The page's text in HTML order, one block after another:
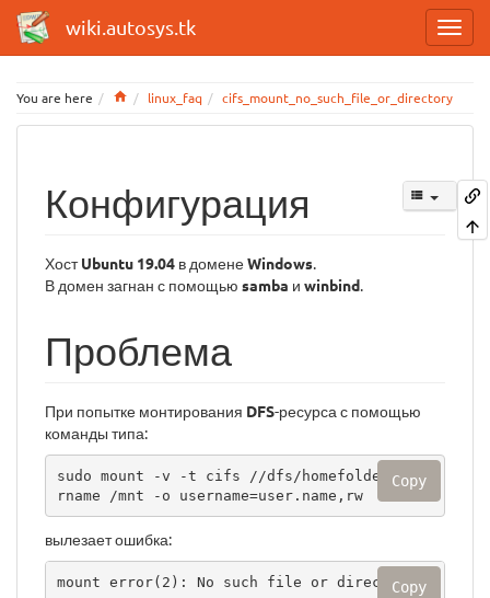
wiki.autosys.tk
You are here Homelinux_faq cifs_mount_no_such_file_or_directory
Конфигурация
ХостUbuntu 19.04 в доменеWindows.
В домен загнан с помощью samba и winbind.
Проблема
При попытке монтирования DFS-ресурса с помощью
команды типа:
sudo mount -v -t cifs //dfs/homefolder$/use
rname /mnt -o username=user.name,rw
Copy
вылезает ошибка:
mount error(2): No such file or directory
Copy